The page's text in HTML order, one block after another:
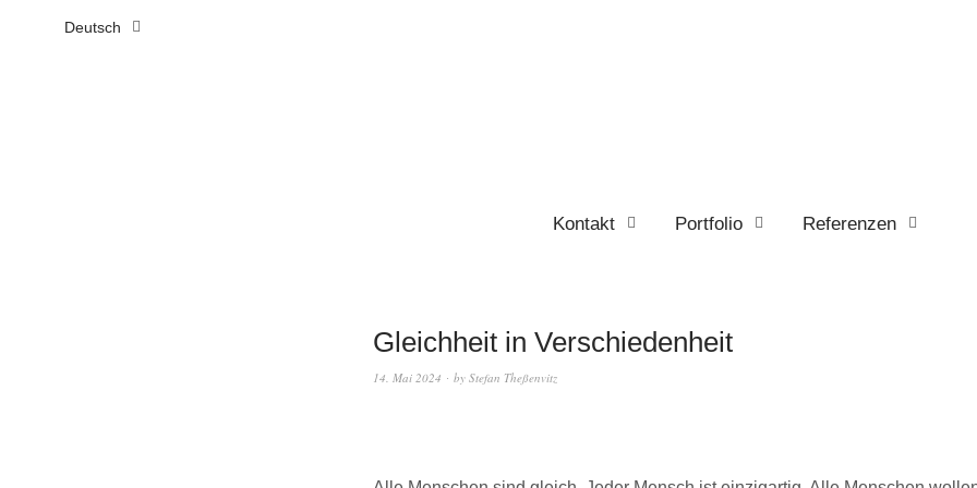
Deutsch
Kontakt Portfolio Referenzen
Gleichheit in Verschiedenheit
14. Mai 2024 by Stefan Theßenvitz